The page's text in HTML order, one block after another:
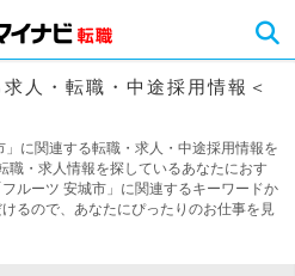
人・転職・中途採用情報＜
に関連する転職・求人・中途採用情報を
職・求人情報を探しているあなたにおす
ルーツ 安城市」に関連するキーワードか
るので、あなたにぴったりのお仕事を見